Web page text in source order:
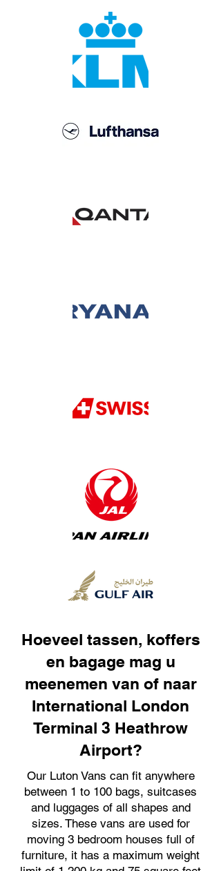
Hoeveel tassen, koffers
en bagage mag u
meenemen van of naar
International London
Terminal 3 Heathrow
Airport?
Our Luton Vans can fit anywhere
between 1 to 100 bags, suitcases
and luggages of all shapes and
sizes. These vans are used for
moving 3 bedroom houses full of
furniture, it has a maximum weight